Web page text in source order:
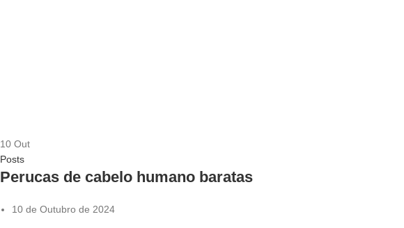
10 Out
Posts
Perucas de cabelo humano baratas
10 de Outubro de 2024